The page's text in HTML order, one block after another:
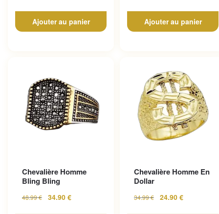
Ajouter au panier Ajouter au panier
Chevalière Homme
Bling Bling
48.99€ 34.90 €
Chevalière Homme En
Dollar
34.99€ 24.90 €